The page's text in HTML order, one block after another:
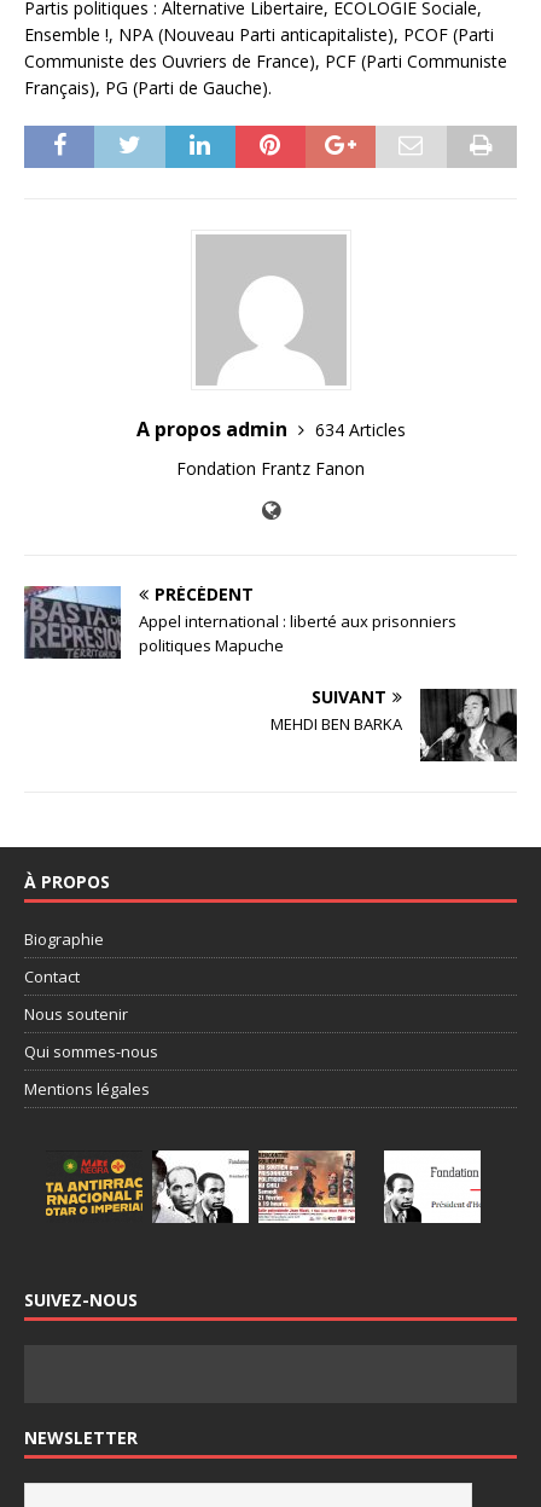
Partis politiques : Alternative Libertaire, ECOLOGIE Sociale,
Ensemble !, NPA (Nouveau Parti anticapitaliste), PCOF (Parti
Communiste des Ouvriers de France), PCF (Parti Communiste
Français), PG (Parti de Gauche).
A propos admin
634 Articles
Fondation Frantz Fanon
PRÉCÉDENT
Appel international : liberté aux prisonniers
politiques Mapuche
SUIVANT
MEHDI BEN BARKA
À PROPOS
Biographie
Contact
Nous soutenir
Qui sommes-nous
Mentions légales
SUIVEZ-NOUS
NEWSLETTER